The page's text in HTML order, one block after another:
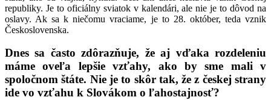
republiky. Je to oficiálny sviatok v kalendári, ale nie je to dôvod na
oslavy. Ak sa k niečomu vraciame, je to 28. október, teda vznik
Československa.
Dnes sa často zdôrazňuje, že aj vďaka rozdeleniu
máme oveľa lepšie vzťahy, ako by sme mali v
spoločnom štáte. Nie je to skôr tak, že z českej strany
ide vo vzťahu k Slovákom o ľahostajnosť?